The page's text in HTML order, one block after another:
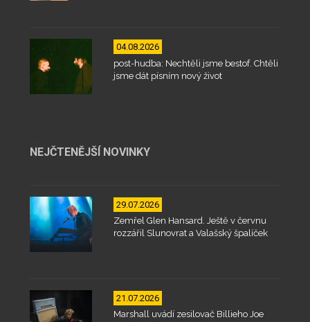
04.08.2026
post-hudba: Nechtěli jsme bestof. Chtěli
jsme dát písním nový život
NEJČTENĚJŠÍ NOVINKY
29.07.2026
Zemřel Glen Hansard. Ještě v červnu
rozzářil Slunovrat a Valašský špalíček
21.07.2026
Marshall uvádí zesilovač Billieho Joe